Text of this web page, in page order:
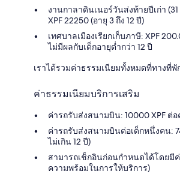
งานกาลาดินเนอร์วันส่งท้ายปีเก่า
XPF 22250 (อายุ 3 ถึง 12 ปี)
เทศบาลเมืองเรียกเก็บภาษี: XPF
ไม่มีผลกับเด็กอายุต่ำกว่า 12 ปี
เราได้รวมค่าธรรมเนียมทั้งหมดที่ทางที่พั
ค่าธรรมเนียมบริการเสริม
ค่ารถรับส่งสนามบิน: 10000 XPF ต่
ค่ารถรับส่งสนามบินต่อเด็กหนึ่งคน:
ไม่เกิน 12 ปี)
สามารถเช็กอินก่อนกำหนดได้โดยมี
ความพร้อมในการให้บริการ)